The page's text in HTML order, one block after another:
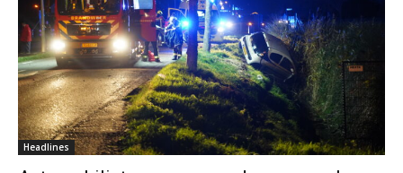
Headlines